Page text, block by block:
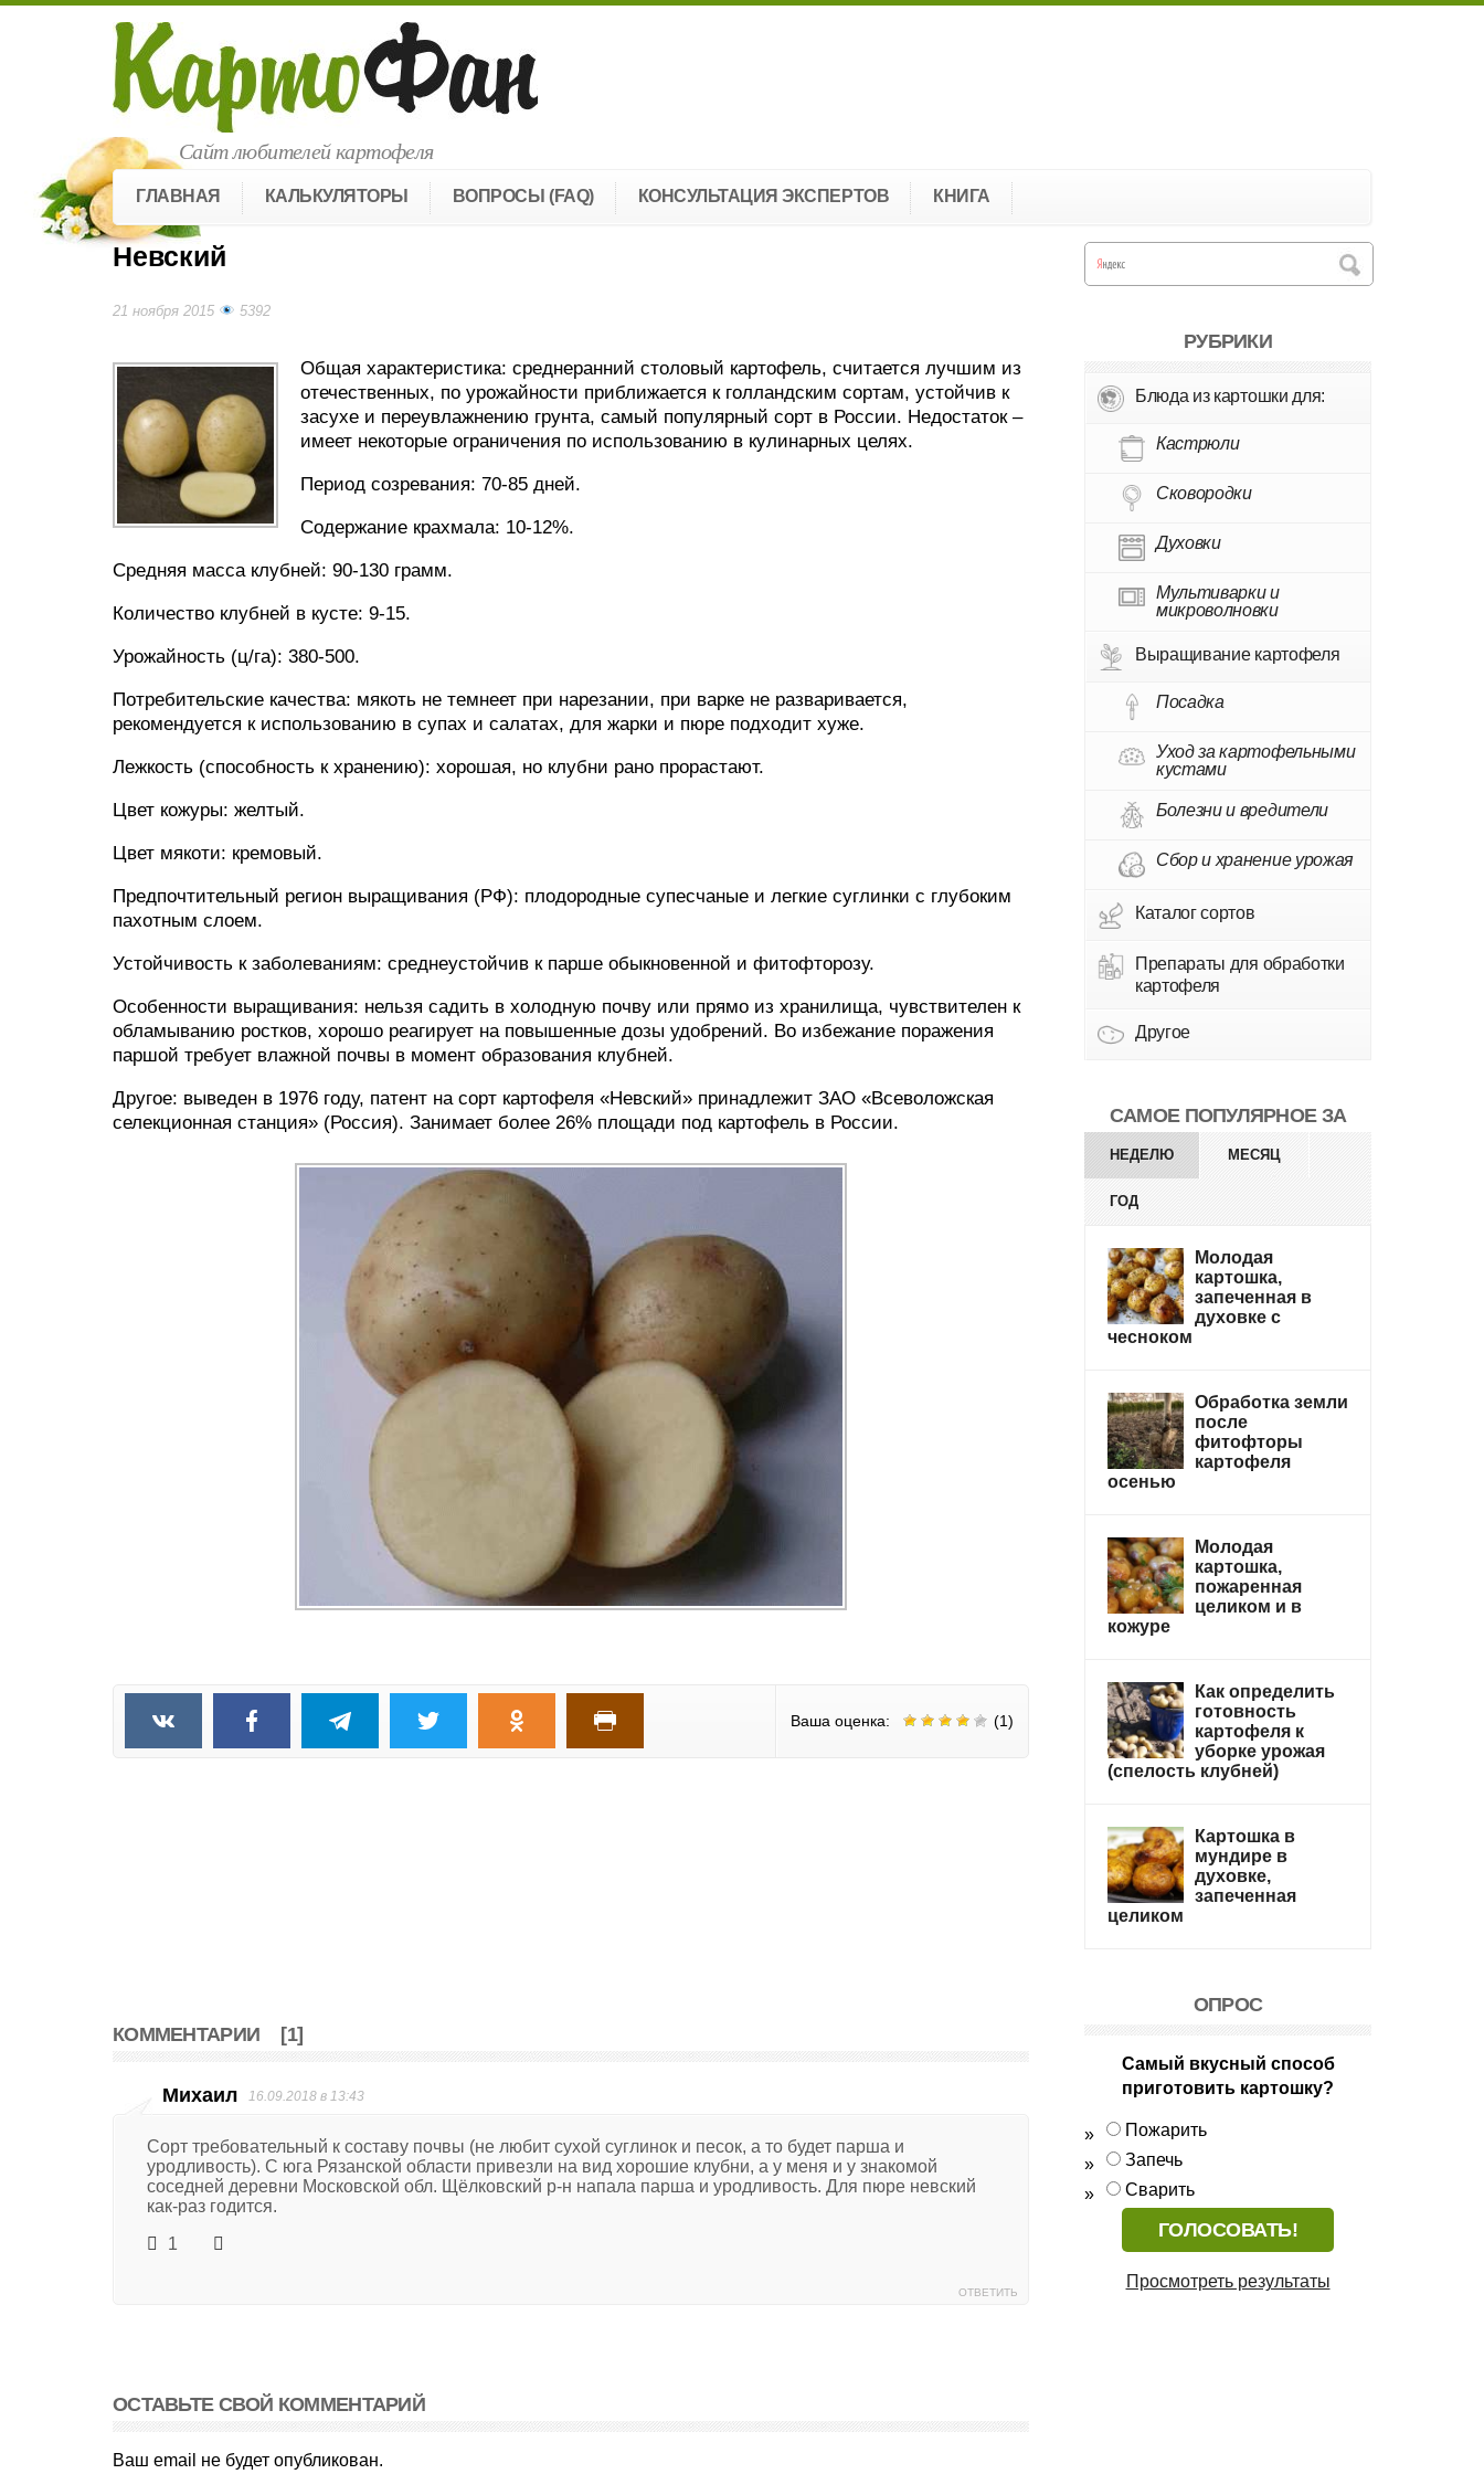
Сайт любителей картофеля
ГЛАВНАЯ КАЛЬКУЛЯТОРЫ ВОПРОСЫ (FAQ) КОНСУЛЬТАЦИЯ ЭКСПЕРТОВ КНИГА
Невский
21 ноября 2015 5392
Общая характеристика: среднеранний столовый картофель, считается лучшим из
отечественных, по урожайности приближается к голландским сортам, устойчив к
засухе и переувлажнению грунта, самый популярный сорт в России. Недостаток –
имеет некоторые ограничения по использованию в кулинарных целях.
Период созревания: 70-85 дней.
Содержание крахмала: 10-12%.
Средняя масса клубней: 90-130 грамм.
Количество клубней в кусте: 9-15.
Урожайность (ц/га): 380-500.
Потребительские качества: мякоть не темнеет при нарезании, при варке не разваривается,
рекомендуется к использованию в супах и салатах, для жарки и пюре подходит хуже.
Лежкость (способность к хранению): хорошая, но клубни рано прорастают.
Цвет кожуры: желтый.
Цвет мякоти: кремовый.
Предпочтительный регион выращивания (РФ): плодородные супесчаные и легкие суглинки с глубоким
пахотным слоем.
Устойчивость к заболеваниям: среднеустойчив к парше обыкновенной и фитофторозу.
Особенности выращивания: нельзя садить в холодную почву или прямо из хранилища, чувствителен к
обламыванию ростков, хорошо реагирует на повышенные дозы удобрений. Во избежание поражения
паршой требует влажной почвы в момент образования клубней.
Другое: выведен в 1976 году, патент на сорт картофеля «Невский» принадлежит ЗАО «Всеволожская
селекционная станция» (Россия). Занимает более 26% площади под картофель в России.
Ваша оценка: (1)
КОММЕНТАРИИ [1]
Михаил 16.09.2018 в 13:43
Сорт требовательный к составу почвы (не любит сухой суглинок и песок, а то будет парша и
уродливость). С юга Рязанской области привезли на вид хорошие клубни, а у меня и у знакомой
соседней деревни Московской обл. Щёлковский р-н напала парша и уродливость. Для пюре невский
как-раз годится.
1
ОТВЕТИТЬ
ОСТАВЬТЕ СВОЙ КОММЕНТАРИЙ
Ваш email не будет опубликован.
РУБРИКИ
Блюда из картошки для:
Кастрюли
Сковородки
Духовки
Мультиварки и
микроволновки
Выращивание картофеля
Посадка
Уход за картофельными
кустами
Болезни и вредители
Сбор и хранение урожая
Каталог сортов
Препараты для обработки
картофеля
Другое
САМОЕ ПОПУЛЯРНОЕ ЗА
НЕДЕЛЮ МЕСЯЦ
ГОД
Молодая
картошка,
запеченная в
духовке с
чесноком
Обработка земли
после
фитофторы
картофеля
осенью
Молодая
картошка,
пожаренная
целиком и в
кожуре
Как определить
готовность
картофеля к
уборке урожая
(спелость клубней)
Картошка в
мундире в
духовке,
запеченная
целиком
ОПРОС
Самый вкусный способ
приготовить картошку?
Пожарить
Запечь
Сварить
Просмотреть результаты